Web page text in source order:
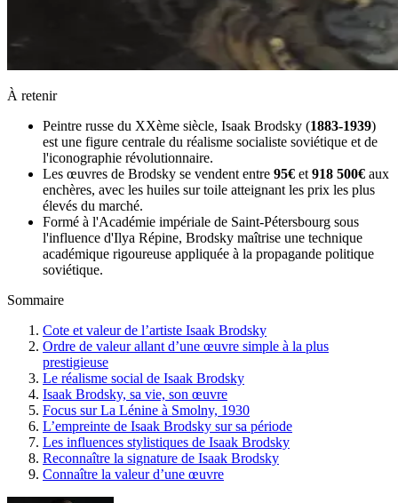
À retenir
Peintre russe du XXème siècle, Isaak Brodsky (1883-1939)
est une figure centrale du réalisme socialiste soviétique et de
l'iconographie révolutionnaire.
Les œuvres de Brodsky se vendent entre 95€ et 918 500€ aux
enchères, avec les huiles sur toile atteignant les prix les plus
élevés du marché.
Formé à l'Académie impériale de Saint-Pétersbourg sous
l'influence d'Ilya Répine, Brodsky maîtrise une technique
académique rigoureuse appliquée à la propagande politique
soviétique.
Sommaire
Cote et valeur de l’artiste Isaak Brodsky
Ordre de valeur allant d’une œuvre simple à la plus
prestigieuse
Le réalisme social de Isaak Brodsky
Isaak Brodsky, sa vie, son œuvre
Focus sur La Lénine à Smolny, 1930
L’empreinte de Isaak Brodsky sur sa période
Les influences stylistiques de Isaak Brodsky
Reconnaître la signature de Isaak Brodsky
Connaître la valeur d’une œuvre